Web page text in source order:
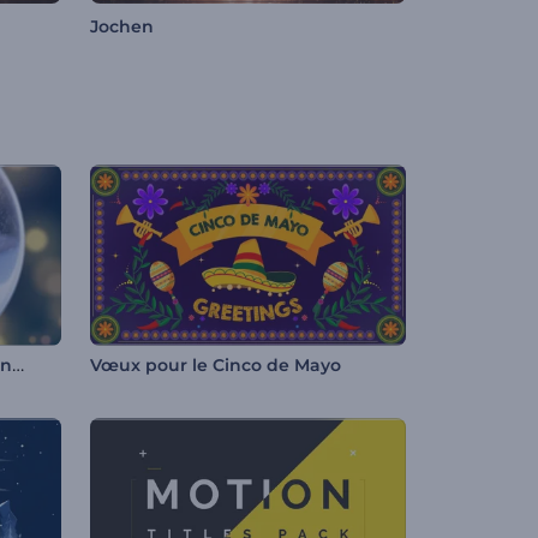
Jochen
Typographie de Noël scintillante Vœux pour le Cinco de Mayo